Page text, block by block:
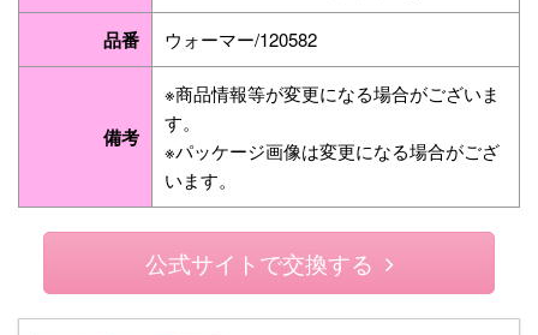
品番 ウォーマー/120582
備考
※商品情報等が変更になる場合がございま
す。
※パッケージ画像は変更になる場合がござ
います。
公式サイトで交換する